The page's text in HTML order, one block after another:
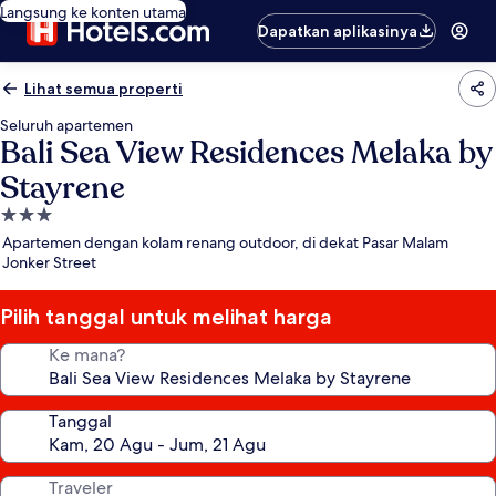
Langsung ke konten utama
Dapatkan aplikasinya
Lihat semua properti
Seluruh apartemen
Bali Sea View Residences Melaka by
Stayrene
Properti
bintang
3.0
Apartemen dengan kolam renang outdoor, di dekat Pasar Malam
Jonker Street
Pilih tanggal untuk melihat harga
Ke mana?
Tanggal
Traveler